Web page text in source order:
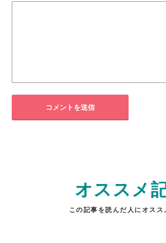
オススメ
この記事を読んだ人にオスス